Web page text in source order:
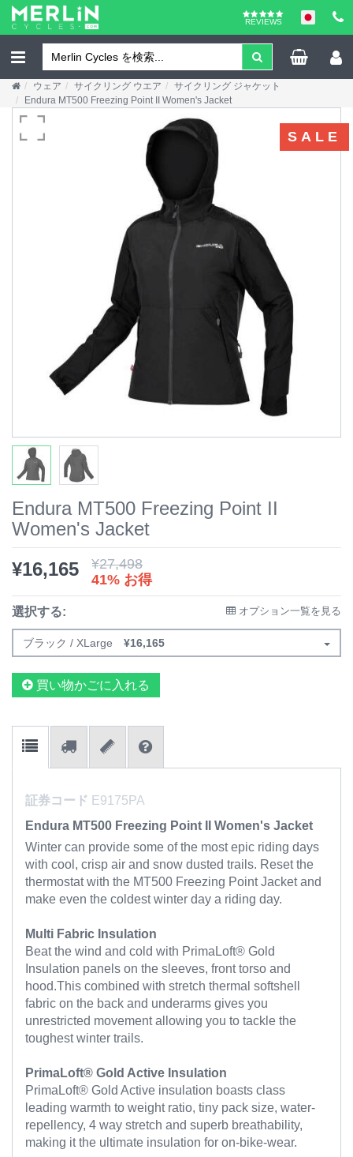
REVIEWS
ウェア サイクリング ウエア
サイクリング ジャケット
Endura MT500 Freezing Point II Women's Jacket
SALE
Endura MT500 Freezing Point II
Women's Jacket
¥16,165 ¥27,498
41% お得
選択する: オプション一覧を見る
ブラック / XLarge ¥16,165
買い物かごに入れる
証券コード E9175PA
Endura MT500 Freezing Point II Women's Jacket
Winter can provide some of the most epic riding days
with cool, crisp air and snow dusted trails. Reset the
thermostat with the MT500 Freezing Point Jacket and
make even the coldest winter day a riding day.
Multi Fabric Insulation
Beat the wind and cold with PrimaLoft® Gold
Insulation panels on the sleeves, front torso and
hood.This combined with stretch thermal softshell
fabric on the back and underarms gives you
unrestricted movement allowing you to tackle the
toughest winter trails.
PrimaLoft® Gold Active Insulation
PrimaLoft® Gold Active insulation boasts class
leading warmth to weight ratio, tiny pack size, water-
repellency, 4 way stretch and superb breathability,
making it the ultimate insulation for on-bike-wear.